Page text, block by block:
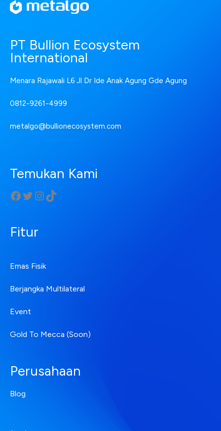
PT Bullion Ecosystem
International
Menara Rajawali L6 Jl Dr Ide Anak Agung Gde Agung
0812-9261-4999
metalgo@bullionecosystem.com
Temukan Kami
Fitur
Emas Fisik
Berjangka Multilateral
Event
Gold To Mecca (Soon)
Perusahaan
Blog